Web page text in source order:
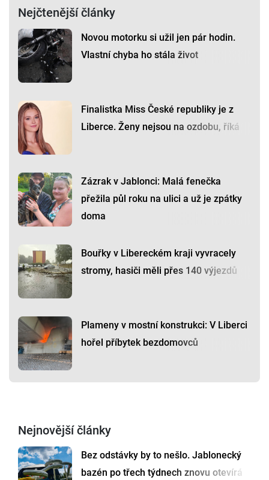
Nejčtenější články
Novou motorku si užil jen pár hodin.
Vlastní chyba ho stála život
Finalistka Miss České republiky je z
Liberce. Ženy nejsou na ozdobu, říká
Zázrak v Jablonci: Malá fenečka
přežila půl roku na ulici a už je zpátky
doma
Bouřky v Libereckém kraji vyvracely
stromy, hasiči měli přes 140 výjezdů
Plameny v mostní konstrukci: V Liberci
hořel příbytek bezdomovců
Nejnovější články
Bez odstávky by to nešlo. Jablonecký
bazén po třech týdnech znovu otevírá